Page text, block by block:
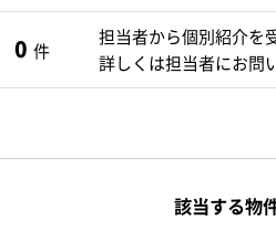
0 件
担当者から個別紹介を
詳しくは担当者にお問
該当する物